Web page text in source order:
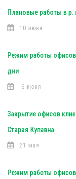
Плановые работы в р.
10 июня
Режим работы офисов
дни
6 июня
Закрытие офисов
Старая Купавна
21 мая
Режим работы офисов